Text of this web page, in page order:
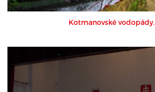
Kotmanovské vodopády.